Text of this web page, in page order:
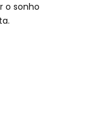
o sonho